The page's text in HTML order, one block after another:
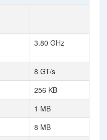
3.80 GHz
8 GT/s
256 KB
1 MB
8 MB